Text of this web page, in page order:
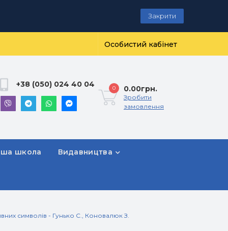
Закрити
Особистий кабінет
+38 (050) 024 40 04 0 0.00грн.
Зробити
замовлення
школа Видавництва
символів - Гунько С., Коновалюк З.